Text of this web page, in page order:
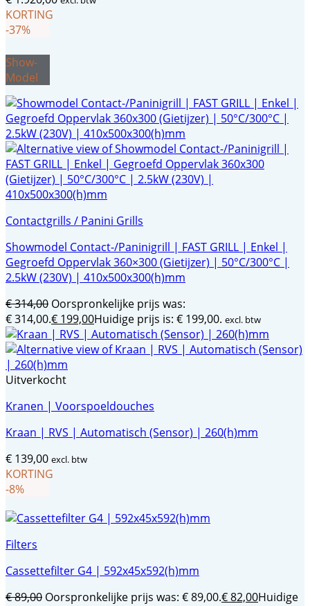
KORTING
-37%
Show-
Model
Contactgrills / Panini Grills
Showmodel Contact-/Paninigrill | FAST GRILL | Enkel |
Gegroefd Oppervlak 360×300 (Gietijzer) | 50°C/300°C |
2.5kW (230V) | 410x500x300(h)mm
€314,00 Oorspronkelijke prijs was:
€ 314,00.€ 199,00Huidige prijs is: € 199,00. excl. btw
Uitverkocht
Kranen | Voorspoeldouches
Kraan | RVS | Automatisch (Sensor) | 260(h)mm
€ 139,00 excl. btw
KORTING
-8%
Filters
Cassettefilter G4 | 592x45x592(h)mm
€89,00 Oorspronkelijke prijs was: € 89,00.€82,00Huidige